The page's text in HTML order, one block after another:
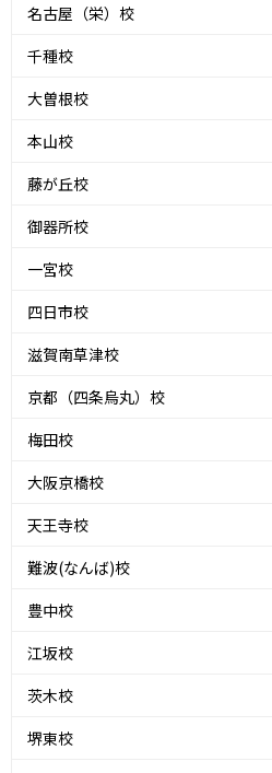
名古屋（栄）校
千種校
大曽根校
本山校
藤が丘校
御器所校
一宮校
四日市校
滋賀南草津校
京都（四条烏丸）校
梅田校
大阪京橋校
天王寺校
難波(なんば)校
豊中校
江坂校
茨木校
堺東校